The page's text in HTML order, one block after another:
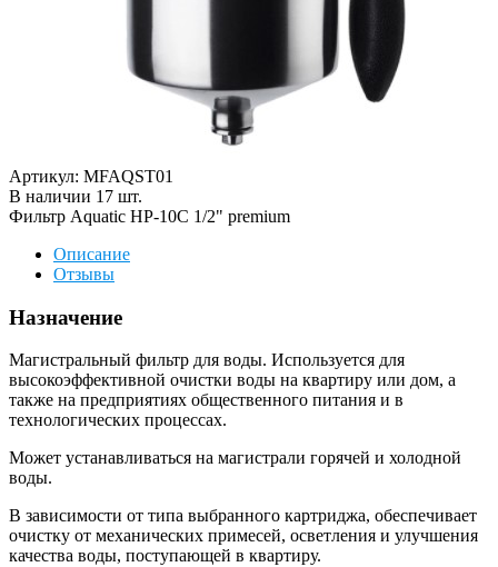
Артикул: MFAQST01
В наличии 17 шт.
Фильтр Aquatic HP-10C 1/2" premium
Описание
Отзывы
Назначение
Магистральный фильтр для воды. Используется для
высокоэффективной очистки воды на квартиру или дом, а
также на предприятиях общественного питания и в
технологических процессах.
Может устанавливаться на магистрали горячей и холодной
воды.
В зависимости от типа выбранного картриджа, обеспечивает
очистку от механических примесей, осветления и улучшения
качества воды, поступающей в квартиру.